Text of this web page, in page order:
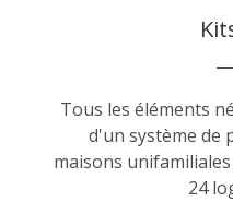
Tous les éléments
d'un système de
maisons
24